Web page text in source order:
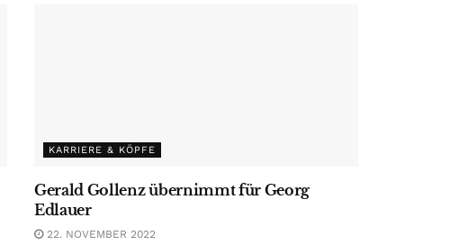
KARRIERE & KÖPFE
Gerald Gollenz übernimmt für Georg
Edlauer
22. NOVEMBER 2022